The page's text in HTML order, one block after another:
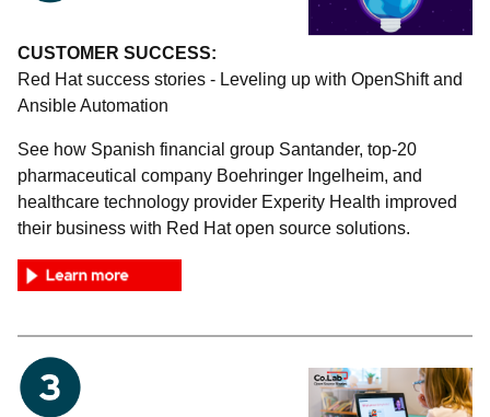
CUSTOMER SUCCESS:
Red Hat success stories - Leveling up with OpenShift and
Ansible Automation
See how Spanish financial group Santander, top-20
pharmaceutical company Boehringer Ingelheim, and
healthcare technology provider Experity Health improved
their business with Red Hat open source solutions.